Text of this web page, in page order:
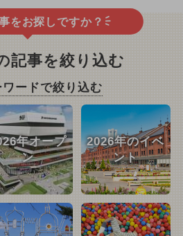
をお探しですか？
記事を絞り込む
ワードで絞り込む
年オープ
ン
2026年のイベ
ント